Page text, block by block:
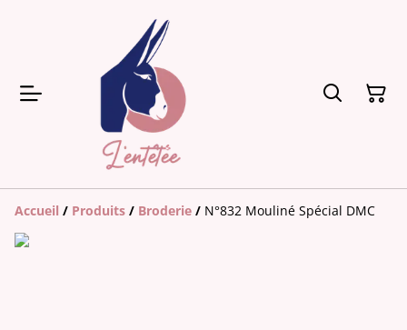
Accueil / Produits / Broderie / N°832 Mouliné Spécial DMC